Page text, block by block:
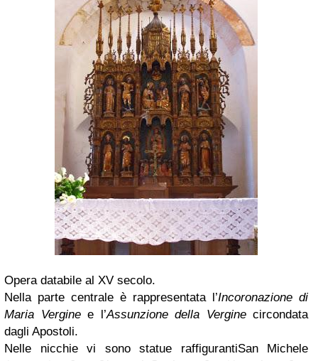
Opera databile al XV secolo.
Nella parte centrale è rappresentata l’Incoronazione di
Maria Verginee l’Assunzione della Verginecircondata
dagli Apostoli.
Nelle nicchie vi sono statue raffigurantiSan Michele